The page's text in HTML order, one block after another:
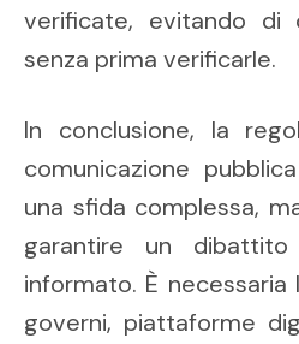
verificate, evitando di
senza prima verificarle.
In conclusione, la
comunicazione
una sfida complessa,
garantire un
informato. È
governi, piattaforme